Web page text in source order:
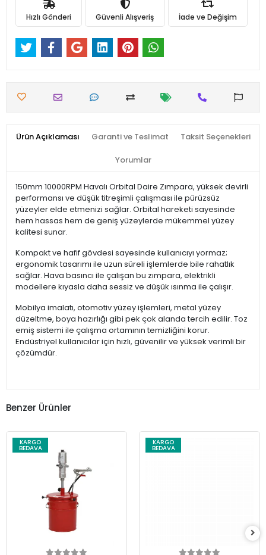
Hızlı Gönderi Güvenli Alışveriş İade ve Değişim
Ürün Açıklaması Garanti ve Teslimat Taksit Seçenekleri
Yorumlar
150mm 10000RPM Havalı Orbital Daire Zımpara, yüksek devirli
performansı ve düşük titreşimli çalışması ile pürüzsüz
yüzeyler elde etmenizi sağlar. Orbital hareketi sayesinde
hem hassas hem de geniş yüzeylerde mükemmel yüzey
kalitesi sunar.
Kompakt ve hafif gövdesi sayesinde kullanıcıyı yormaz;
ergonomik tasarımı ile uzun süreli işlemlerde bile rahatlık
sağlar. Hava basıncı ile çalışan bu zımpara, elektrikli
modellere kıyasla daha sessiz ve düşük ısınma ile çalışır.
Mobilya imalatı, otomotiv yüzey işlemleri, metal yüzey
düzeltme, boya hazırlığı gibi pek çok alanda tercih edilir. Toz
emiş sistemi ile çalışma ortamının temizliğini korur.
Endüstriyel kullanıcılar için hızlı, güvenilir ve yüksek verimli bir
çözümdür.
Benzer Ürünler
KARGO
BEDAVA
KARGO
BEDAVA